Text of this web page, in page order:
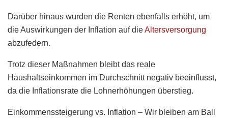
Darüber hinaus wurden die Renten ebenfalls erhöht, um
die Auswirkungen der Inflation auf dieAltersversorgung
abzufedern.
Trotz dieser Maßnahmen bleibt das reale
Haushaltseinkommen im Durchschnitt negativ beeinflusst,
da die Inflationsrate die Lohnerhöhungen überstieg.
Einkommenssteigerung vs. Inflation – Wir bleiben am Ball